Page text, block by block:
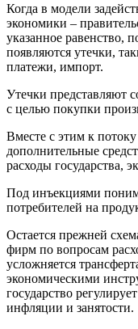
Когда в модели
экономики –
указанное равенство,
появляются утечки,
платежи, импорт.
Утечки представляют
с целью покупки
Вместе с этим к
дополнительные
расходы государства,
Под инъекциями
потребителей на
Остается прежней
фирм по вопросам
усложняется
экономическими
государство
инфляции и занятости.